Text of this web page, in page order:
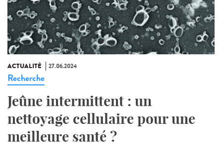
ACTUALITÉ 27.06.2024
Recherche
Jeûne intermittent : un
nettoyage cellulaire pour une
meilleure santé ?